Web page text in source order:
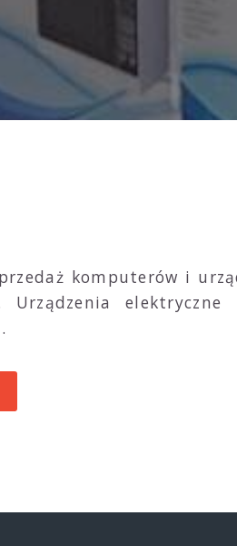
komputerów i
Urządzenia